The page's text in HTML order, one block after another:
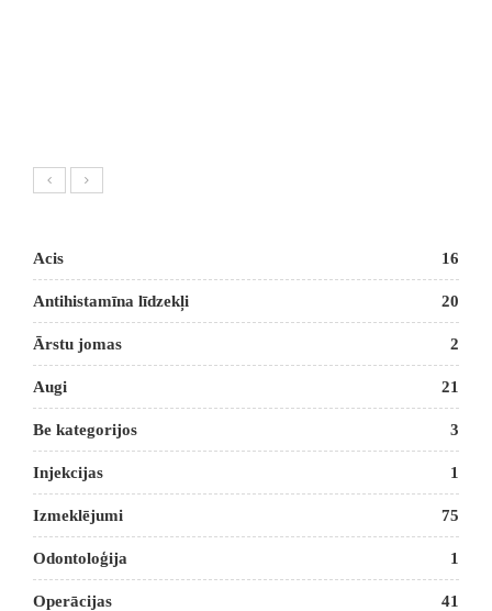
Acis 16
Antihistamīna līdzekļi 20
Ārstu jomas 2
Augi 21
Be kategorijos 3
Injekcijas 1
Izmeklējumi 75
Odontoloģija 1
Operācijas 41